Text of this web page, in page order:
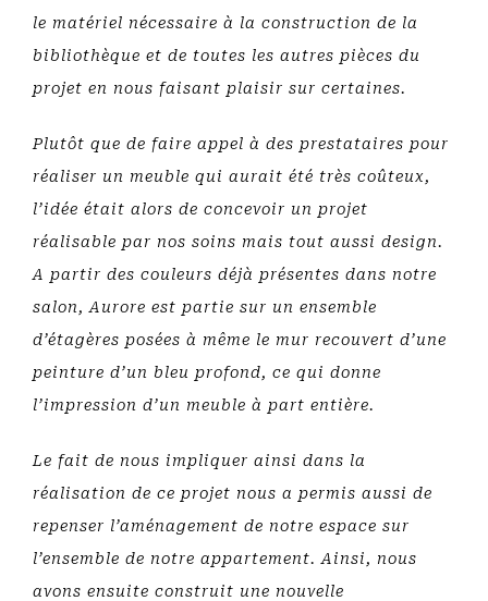
le matériel nécessaire à la construction de la
bibliothèque et de toutes les autres pièces du
projet en nous faisant plaisir sur certaines.
Plutôt que de faire appel à des prestataires pour
réaliser un meuble qui aurait été très coûteux,
l’idée était alors de concevoir un projet
réalisable par nos soins mais tout aussi design.
A partir des couleurs déjà présentes dans notre
salon, Aurore est partie sur un ensemble
d’étagères posées à même le mur recouvert d’une
peinture d’un bleu profond, ce qui donne
l’impression d’un meuble à part entière.
Le fait de nous impliquer ainsi dans la
réalisation de ce projet nous a permis aussi de
repenser l’aménagement de notre espace sur
l’ensemble de notre appartement. Ainsi, nous
avons ensuite construit une nouvelle